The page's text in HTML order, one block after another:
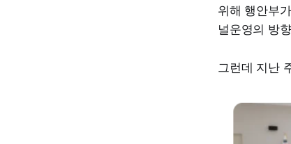
위해 행안부
널운영의 방
그런데 지난